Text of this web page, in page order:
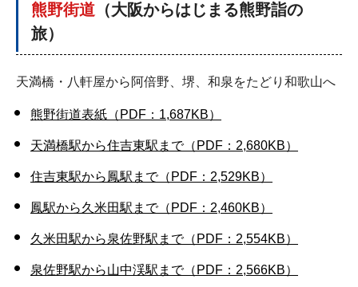
熊野街道 （大阪からはじまる熊野詣の
旅）
天満橋・八軒屋から阿倍野、堺、和泉をたどり和歌山へ
熊野街道表紙（PDF：1,687KB）
天満橋駅から住吉東駅まで（PDF：2,680KB）
住吉東駅から鳳駅まで（PDF：2,529KB）
鳳駅から久米田駅まで（PDF：2,460KB）
久米田駅から泉佐野駅まで（PDF：2,554KB）
泉佐野駅から山中渓駅まで（PDF：2,566KB）